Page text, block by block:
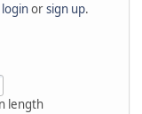
loginorsign up.
length